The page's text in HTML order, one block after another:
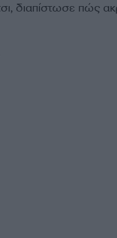
διαπίστωσε πώς